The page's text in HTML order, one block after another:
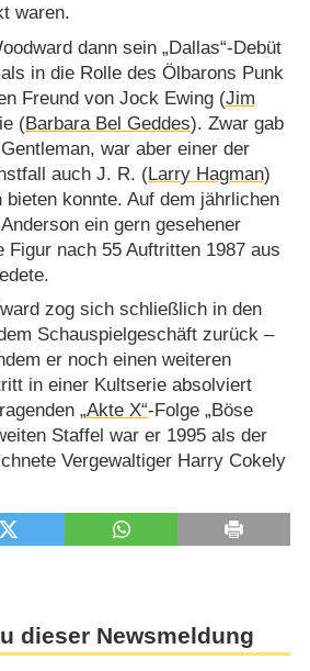
waren.
dann sein „Dallas“-Debüt
in die Rolle des Ölbarons Punk
Freund von Jock Ewing (Jim
(Barbara Bel Geddes). Zwar gab
war aber einer der
auch J. R. (Larry Hagman)
konnte. Auf dem jährlichen
ein gern gesehener
Figur nach 55 Auftritten 1987 aus
zog sich schließlich in den
Schauspielgeschäft zurück –
er noch einen weiteren
in einer Kultserie absolviert
„Akte X“-Folge „Böse
Staffel war er 1995 als der
Vergewaltiger Harry Cokely
dieser Newsmeldung